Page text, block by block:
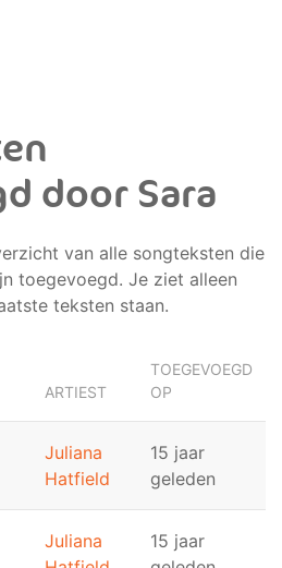
door Sara
van alle songteksten die
toegevoegd. Je ziet alleen
teksten staan.
ARTIEST
TOEGEVOEGD
OP
Juliana
Hatfield
15 jaar
geleden
Juliana
15 jaar